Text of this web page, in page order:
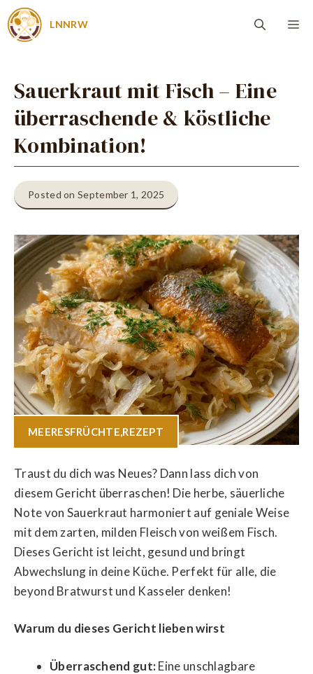
Zum
Inhalt
LNNRW
Sauerkraut mit Fisch – Eine
überraschende & köstliche
Kombination!
Posted on September 1, 2025
MEERESFRÜCHTE,REZEPT
Traust du dich was Neues? Dann lass dich von
diesem Gericht überraschen! Die herbe, säuerliche
Note von Sauerkraut harmoniert auf geniale Weise
mit dem zarten, milden Fleisch von weißem Fisch.
Dieses Gericht ist leicht, gesund und bringt
Abwechslung in deine Küche. Perfekt für alle, die
beyond Bratwurst und Kasseler denken!
Warum du dieses Gericht lieben wirst
Überraschend gut:Eine unschlagbare